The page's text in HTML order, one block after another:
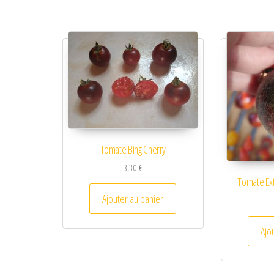
Tomate Bing Cherry
3,30€
Ajouter au panier
Tomate